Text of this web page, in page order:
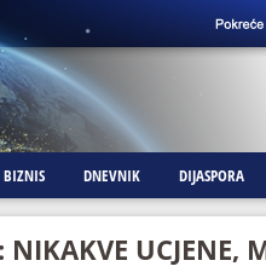
BIZNIS DNEVNIK DIJASPORA
UCJENE,